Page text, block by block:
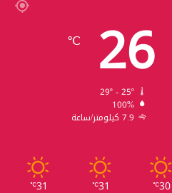
26
℃
29º - 25º
100%
7.9 كيلومتر/ساعة
30
℃
31
℃
31
℃